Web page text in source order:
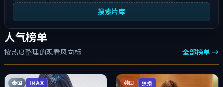
搜索片库
人气榜单
按热度整理的观看风向标 全部榜单 →
泰国 IMAX 韩国 独播